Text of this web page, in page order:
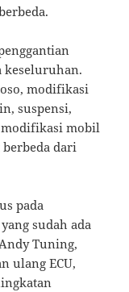
keseluruhan.
modifikasi
suspensi,
mobil
dari
pada
sudah ada
Tuning,
ulang ECU,